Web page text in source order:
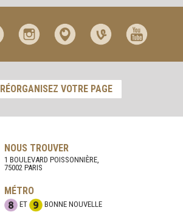
RÉORGANISEZ VOTRE PAGE
NOUS TROUVER
1 BOULEVARD POISSONNIÈRE,
75002 PARIS
MÉTRO
ET BONNE NOUVELLE